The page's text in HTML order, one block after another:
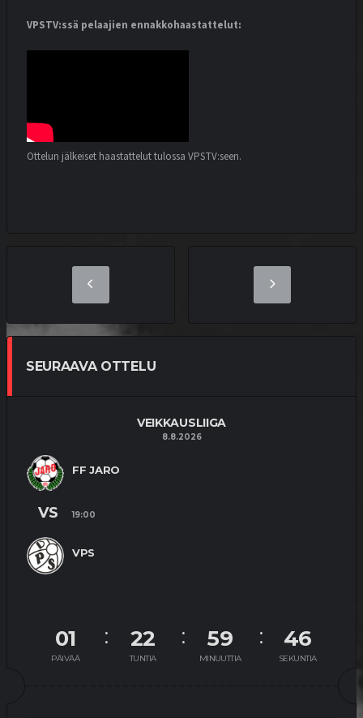
VPSTV:ssä pelaajien ennakkohaastattelut:
Ottelun jälkeiset haastattelut tulossa VPSTV:seen.
SEURAAVA OTTELU
VEIKKAUSLIIGA
8.8.2026
FF JARO
VPS
VS 19:00
01
PÄIVÄÄ
22
TUNTIA
59
MINUUTTIA
46
SEKUNTIA